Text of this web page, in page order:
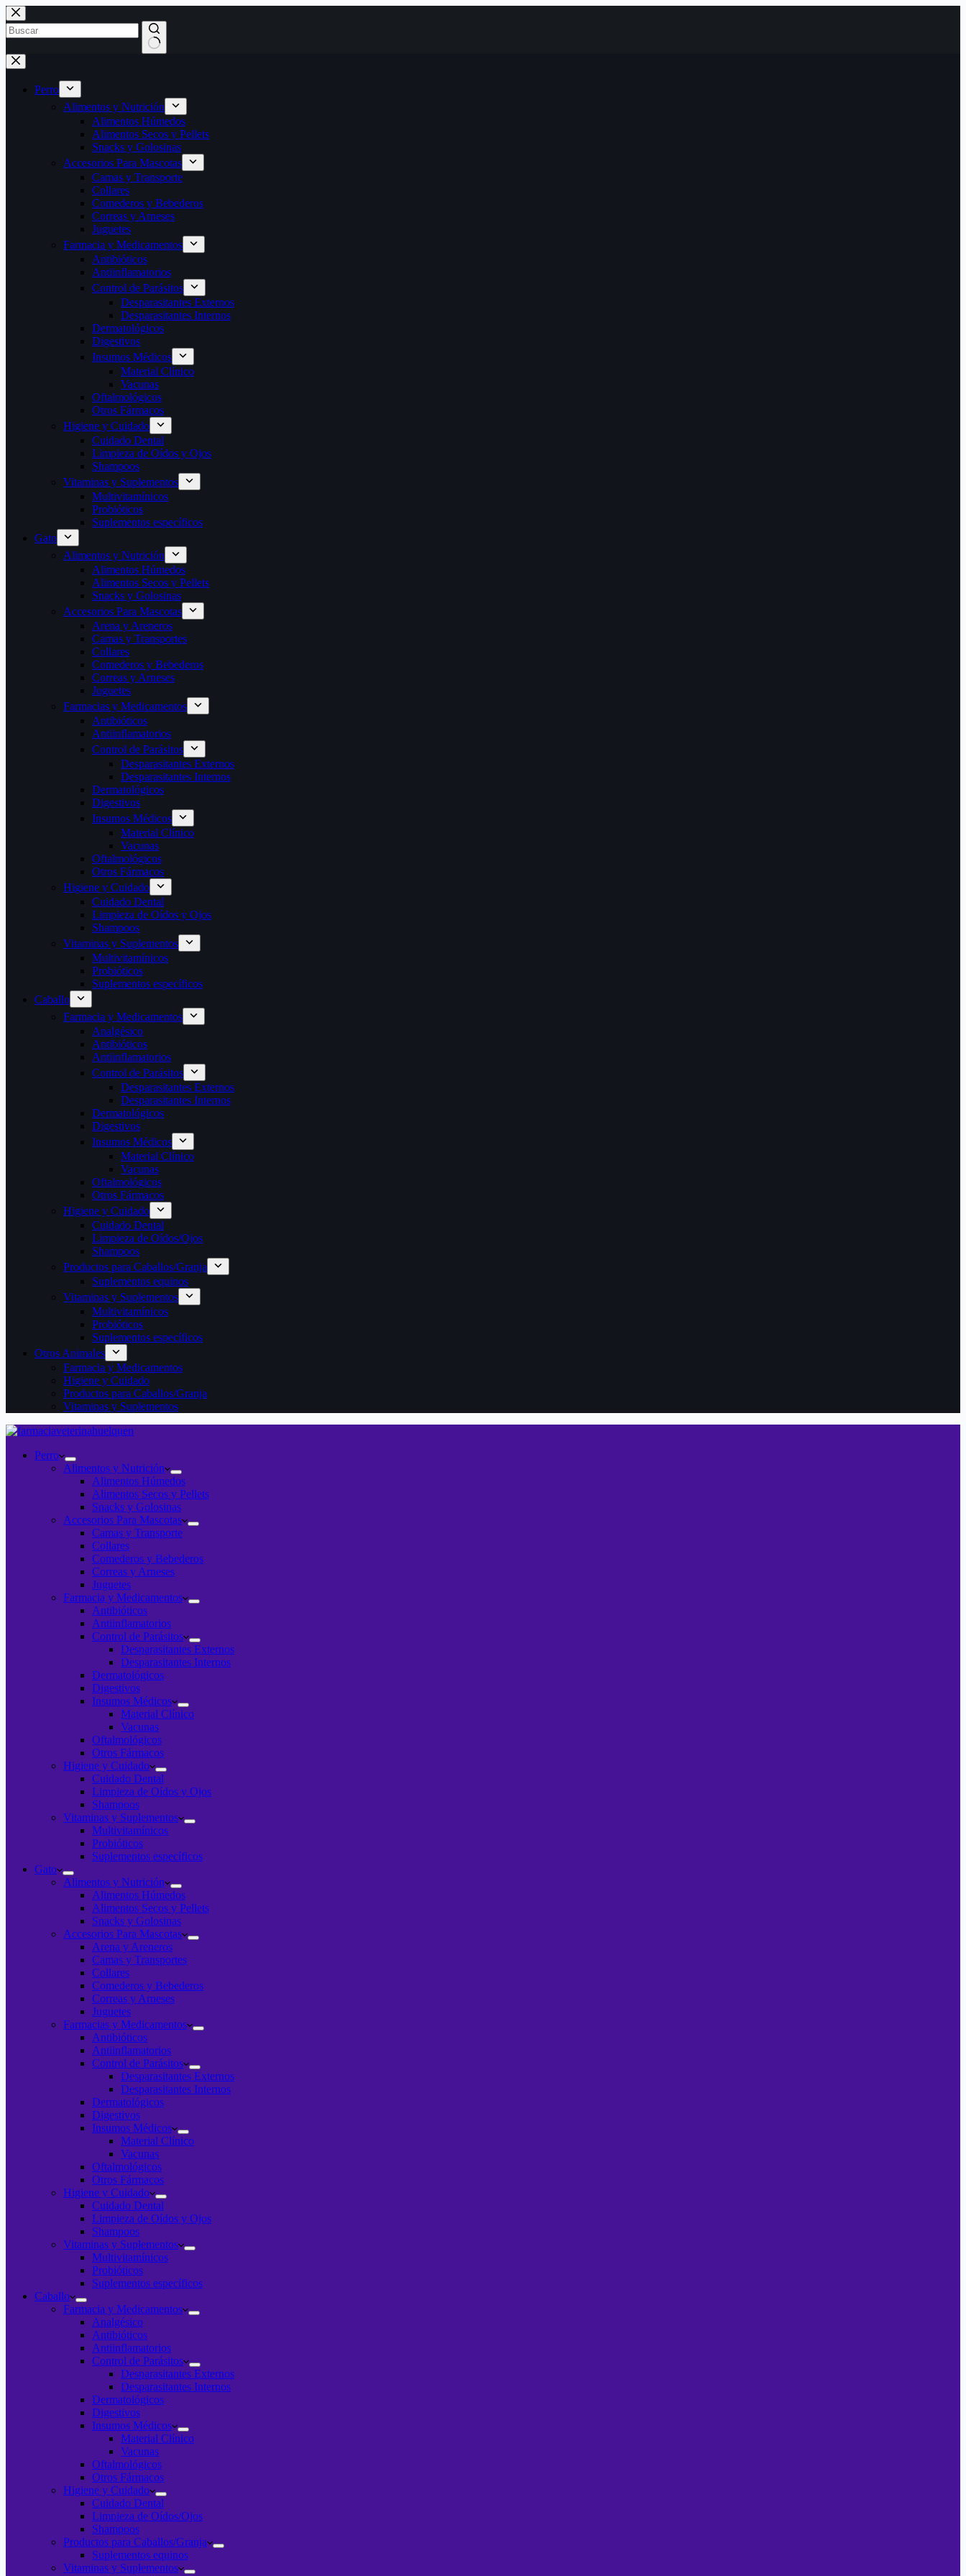
Perro
Alimentos y Nutrición
Alimentos Húmedos
Alimentos Secos y Pellets
Snacks y Golosinas
Accesorios Para Mascotas
Camas y Transporte
Collares
Comederos y Bebederos
Correas y Arneses
Juguetes
Farmacia y Medicamentos
Antibióticos
Antiinflamatorios
Control de Parásitos
Desparasitantes Externos
Desparasitantes Internos
Dermatológicos
Digestivos
Insumos Médicos
Material Clínico
Vacunas
Oftalmológicos
Otros Fármacos
Higiene y Cuidado
Cuidado Dental
Limpieza de Oídos y Ojos
Shampoos
Vitaminas y Suplementos
Multivitamínicos
Probióticos
Suplementos específicos
Gato
Alimentos y Nutrición
Alimentos Húmedos
Alimentos Secos y Pellets
Snacks y Golosinas
Accesorios Para Mascotas
Arena y Areneros
Camas y Transportes
Collares
Comederos y Bebederos
Correas y Arneses
Juguetes
Farmacias y Medicamentos
Antibióticos
Antiinflamatorios
Control de Parásitos
Desparasitantes Externos
Desparasitantes Internos
Dermatológicos
Digestivos
Insumos Médicos
Material Clínico
Vacunas
Oftalmológicos
Otros Fármacos
Higiene y Cuidado
Cuidado Dental
Limpieza de Oídos y Ojos
Shampoos
Vitaminas y Suplementos
Multivitamínicos
Probióticos
Suplementos específicos
Caballo
Farmacia y Medicamentos
Analgésico
Antibióticos
Antiinflamatorios
Control de Parásitos
Desparasitantes Externos
Desparasitantes Internos
Dermatológicos
Digestivos
Insumos Médicos
Material Clínico
Vacunas
Oftalmológicos
Otros Fármacos
Higiene y Cuidado
Cuidado Dental
Limpieza de Oídos/Ojos
Shampoos
Productos para Caballos/Granja
Suplementos equinos
Vitaminas y Suplementos
Multivitamínicos
Probióticos
Suplementos específicos
Otros Animales
Farmacia y Medicamentos
Higiene y Cuidado
Productos para Caballos/Granja
Vitaminas y Suplementos
Perro
Alimentos y Nutrición
Alimentos Húmedos
Alimentos Secos y Pellets
Snacks y Golosinas
Accesorios Para Mascotas
Camas y Transporte
Collares
Comederos y Bebederos
Correas y Arneses
Juguetes
Farmacia y Medicamentos
Antibióticos
Antiinflamatorios
Control de Parásitos
Desparasitantes Externos
Desparasitantes Internos
Dermatológicos
Digestivos
Insumos Médicos
Material Clínico
Vacunas
Oftalmológicos
Otros Fármacos
Higiene y Cuidado
Cuidado Dental
Limpieza de Oídos y Ojos
Shampoos
Vitaminas y Suplementos
Multivitamínicos
Probióticos
Suplementos específicos
Gato
Alimentos y Nutrición
Alimentos Húmedos
Alimentos Secos y Pellets
Snacks y Golosinas
Accesorios Para Mascotas
Arena y Areneros
Camas y Transportes
Collares
Comederos y Bebederos
Correas y Arneses
Juguetes
Farmacias y Medicamentos
Antibióticos
Antiinflamatorios
Control de Parásitos
Desparasitantes Externos
Desparasitantes Internos
Dermatológicos
Digestivos
Insumos Médicos
Material Clínico
Vacunas
Oftalmológicos
Otros Fármacos
Higiene y Cuidado
Cuidado Dental
Limpieza de Oídos y Ojos
Shampoos
Vitaminas y Suplementos
Multivitamínicos
Probióticos
Suplementos específicos
Caballo
Farmacia y Medicamentos
Analgésico
Antibióticos
Antiinflamatorios
Control de Parásitos
Desparasitantes Externos
Desparasitantes Internos
Dermatológicos
Digestivos
Insumos Médicos
Material Clínico
Vacunas
Oftalmológicos
Otros Fármacos
Higiene y Cuidado
Cuidado Dental
Limpieza de Oídos/Ojos
Shampoos
Productos para Caballos/Granja
Suplementos equinos
Vitaminas y Suplementos